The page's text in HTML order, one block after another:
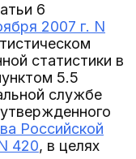
6
2007 г. N
статистики в
5.5
службе
Российской
420, в целях